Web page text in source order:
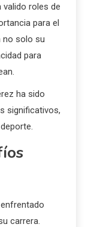
valido roles de
para el
no solo su
para
ha sido
significativos,
carrera.